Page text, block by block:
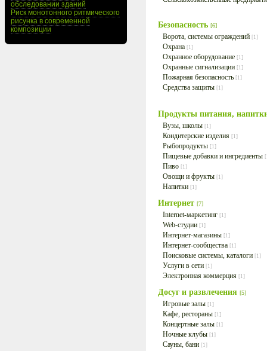
обследовании зданий
Риск монотонного ритмического
рисунка в современной
композиции
Безопасность [6]
Ворота, системы ограждений [1]
Охрана [1]
Охранное оборудование [1]
Охранные сигнализации [1]
Пожарная безопасность [1]
Средства защиты [1]
Продукты питания,
Вузы, школы [1]
Кондитерские изделия [1]
Рыбопродукты [1]
Пищевые добавки и ингредиенты
Пиво [1]
Овощи и фрукты [1]
Напитки [1]
Интернет [7]
Internet-маркетинг [1]
Web-студии [1]
Интернет-магазины [1]
Интернет-сообщества [1]
Поисковые системы, каталоги [1]
Услуги в сети [1]
Электронная коммерция [1]
Досуг и развлечения [5]
Игровые залы [1]
Кафе, рестораны [1]
Концертные залы [1]
Ночные клубы [1]
Сауны, бани [1]